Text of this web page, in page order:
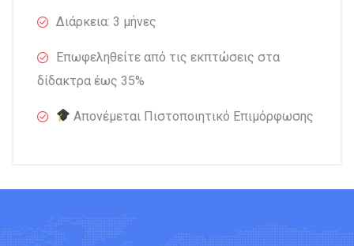
Διάρκεια: 3 μήνες
Επωφεληθείτε από τις εκπτώσεις στα
δίδακτρα έως 35%
Απονέμεται Πιστοποιητικό Επιμόρφωσης